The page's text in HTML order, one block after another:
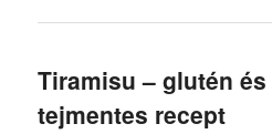
Tiramisu – glutén és
tejmentes recept